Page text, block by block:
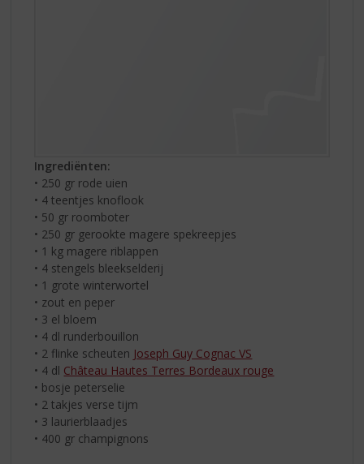
Ingrediënten:
• 250 gr rode uien
• 4 teentjes knoflook
• 50 gr roomboter
• 250 gr gerookte magere spekreepjes
• 1 kg magere riblappen
• 4 stengels bleekselderij
• 1 grote winterwortel
• zout en peper
• 3 el bloem
• 4 dl runderbouillon
• 2 flinke scheuten Joseph Guy Cognac VS
• 4 dl Château Hautes Terres Bordeaux rouge
• bosje peterselie
• 2 takjes verse tijm
• 3 laurierblaadjes
• 400 gr champignons